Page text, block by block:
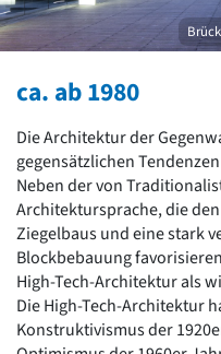
David Chipperfield
Harald Deilmann
Gottfried Böhm
Schneider von Esleben
Peter Behrens
Auszeichnung
Big Beautiful Buildings
Epochen
Gesamtübersicht...
Gegenwart
Postmoderne
1950er-70er Jahre
Moderne
Reformarchitektur
ca. ab 1980
Die Architektur der
gegensätzlichen
Neben der von
Architektursprache, die
Ziegelbaus und eine stark
Blockbebauung
High-Tech-Architektur als
Die High-Tech-Architektur
Konstruktivismus der